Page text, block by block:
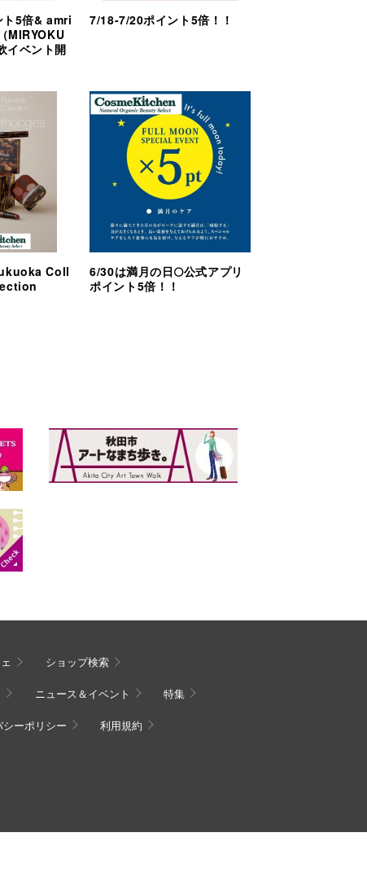
5倍& amri
MIRYOKU
イベント開
7/18-7/20ポイント5倍！！
Coll
6/30は満月の日🌕公式アプリ
ポイント5倍！！
ショップ検索
ニュース＆イベント 特集
シーポリシー 利用規約